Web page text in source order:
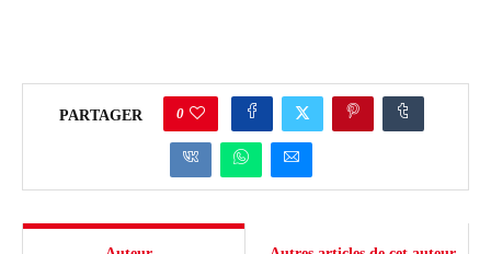
PARTAGER 0